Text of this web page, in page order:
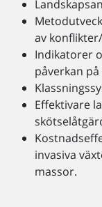
av
Indikatorer
påverkan
Effektivare
invasiva
massor.